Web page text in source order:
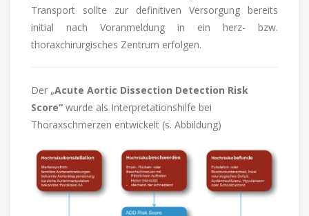
Transport sollte zur definitiven Versorgung bereits
initial nach Voranmeldung in ein herz- bzw.
thoraxchirurgisches Zentrum erfolgen.
Der „Acute Aortic Dissection Detection Risk
Score“ wurde als Interpretationshilfe bei
Thoraxschmerzen entwickelt (s. Abbildung)